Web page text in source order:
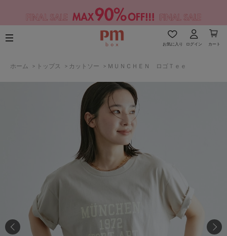
お気に入り ログイン カート
ホーム > トップス > カットソー > ＭＵＮＣＨＥＮ ロゴＴｅｅ